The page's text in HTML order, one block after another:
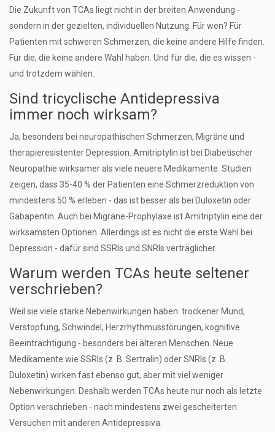
Die Zukunft von TCAs liegt nicht in der breiten Anwendung -
sondern in der gezielten, individuellen Nutzung. Für wen? Für
Patienten mit schweren Schmerzen, die keine andere Hilfe finden.
Für die, die keine andere Wahl haben. Und für die, die es wissen -
und trotzdem wählen.
Sind tricyclische Antidepressiva
immer noch wirksam?
Ja, besonders bei neuropathischen Schmerzen, Migräne und
therapieresistenter Depression. Amitriptylin ist bei Diabetischer
Neuropathie wirksamer als viele neuere Medikamente. Studien
zeigen, dass 35-40 % der Patienten eine Schmerzreduktion von
mindestens 50 % erleben - das ist besser als bei Duloxetin oder
Gabapentin. Auch bei Migräne-Prophylaxe ist Amitriptylin eine der
wirksamsten Optionen. Allerdings ist es nicht die erste Wahl bei
Depression - dafür sind SSRIs und SNRIs verträglicher.
Warum werden TCAs heute seltener
verschrieben?
Weil sie viele starke Nebenwirkungen haben: trockener Mund,
Verstopfung, Schwindel, Herzrhythmusstörungen, kognitive
Beeinträchtigung - besonders bei älteren Menschen. Neue
Medikamente wie SSRIs (z. B. Sertralin) oder SNRIs (z. B.
Duloxetin) wirken fast ebenso gut, aber mit viel weniger
Nebenwirkungen. Deshalb werden TCAs heute nur noch als letzte
Option verschrieben - nach mindestens zwei gescheiterten
Versuchen mit anderen Antidepressiva.